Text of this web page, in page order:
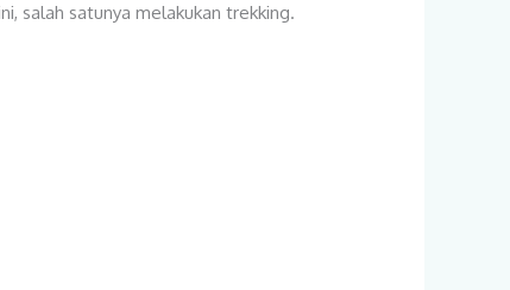
salah satunya melakukan trekking.